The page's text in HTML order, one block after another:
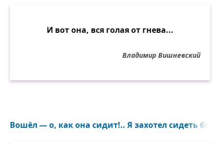
И вот она, вся голая от гнева...
Владимир Вишневский
Вошёл — о, как она сидит!.. Я захотел сидеть бок